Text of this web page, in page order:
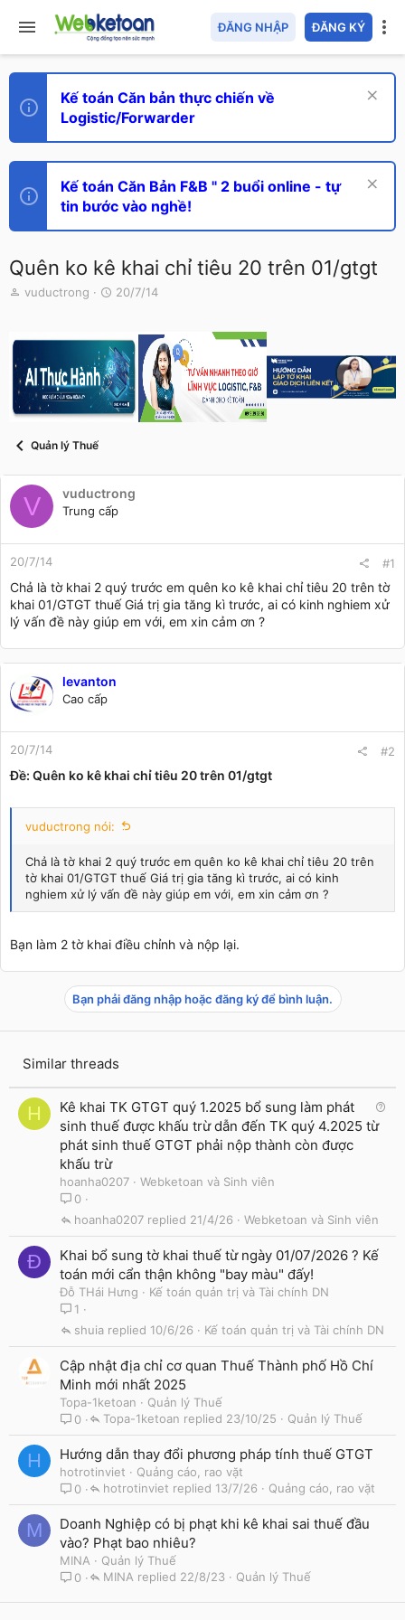
ĐĂNG NHẬP ĐĂNG KÝ
Kế toán Căn bản thực chiến về
Logistic/Forwarder
Kế toán Căn Bản F&B " 2 buổi online - tự
tin bước vào nghề!
Quên ko kê khai chỉ tiêu 20 trên 01/gtgt
T
e
a
d
s
a
r
vuductrong
N
y
g
ử
i
20/7/14
Quản lý Thuế
V vuductrong
Trung cấp
20/7/14 #1
Chả là tờ khai 2 quý trước em quên ko kê khai chỉ tiêu 20 trên tờ
khai 01/GTGT thuế Giá trị gia tăng kì trước, ai có kinh nghiem xử
lý vấn đề này giúp em với, em xin cảm ơn ?
levanton
Cao cấp
20/7/14 #2
Ðề: Quên ko kê khai chỉ tiêu 20 trên 01/gtgt
vuductrong nói:
Chả là tờ khai 2 quý trước em quên ko kê khai chỉ tiêu 20 trên
tờ khai 01/GTGT thuế Giá trị gia tăng kì trước, ai có kinh
nghiem xử lý vấn đề này giúp em với, em xin cảm ơn ?
Bạn làm 2 tờ khai điều chỉnh và nộp lại.
Bạn phải đăng nhập hoặc đăng ký để bình luận.
Similar threads
H
Kê khai TK GTGT quý 1.2025 bổ sung làm phát
sinh thuế được khấu trừ dẫn đến TK quý 4.2025 từ
phát sinh thuế GTGT phải nộp thành còn được
khấu trừ
hoanha0207
Webketoan và Sinh viên
0
Webketoan và Sinh viên
21/4/26
hoanha0207
Đ
Khai bổ sung tờ khai thuế từ ngày 01/07/2026 ? Kế
toán mới cẩn thận không "bay màu" đấy!
Đỗ THái Hưng
Kế toán quản trị và Tài chính DN
1
Kế toán quản trị và Tài chính DN
10/6/26
shuia
Cập nhật địa chỉ cơ quan Thuế Thành phố Hồ Chí
Minh mới nhất 2025
Topa-1ketoan
Quản lý Thuế
0
Quản lý Thuế
23/10/25
Topa-1ketoan
H Hướng dẫn thay đổi phương pháp tính thuế GTGT
hotrotinviet
Quảng cáo, rao vặt
0
Quảng cáo, rao vặt
13/7/26
hotrotinviet
M
Doanh Nghiệp có bị phạt khi kê khai sai thuế đầu
vào? Phạt bao nhiêu?
MINA
Quản lý Thuế
0
Quản lý Thuế
22/8/23
MINA